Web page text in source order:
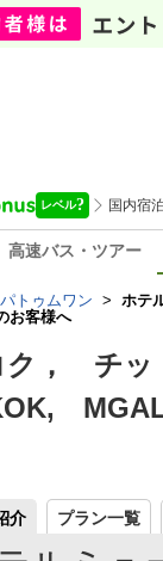
高速バス・ツアー
パトゥムワン > ホテ
お客様へ
， チ
介 プラン一覧